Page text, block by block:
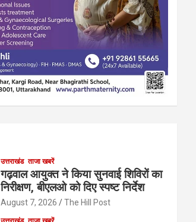
उत्तराखंड ताजा खबरें
गढ़वाल आयुक्त ने किया सुनवाई शिविरों का
निरीक्षण, बीएलओ को दिए स्पष्ट निर्देश
August 7, 2026 The Hill Post